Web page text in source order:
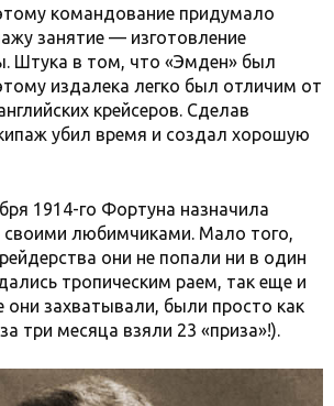
командование придумало
занятие — изготовление
Штука в том, что «Эмден» был
издалека легко был отличим от
крейсеров. Сделав
убил время и создал хорошую
1914-го Фортуна назначила
своими любимчиками. Мало того,
они не попали ни в один
тропическим раем, так еще и
они захватывали, были просто как
три месяца взяли 23 «приза»!).